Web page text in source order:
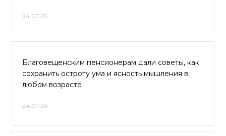
24.07.26
Благовещенским пенсионерам дали советы, как
сохранить остроту ума и ясность мышления в
любом возрасте
24.07.26